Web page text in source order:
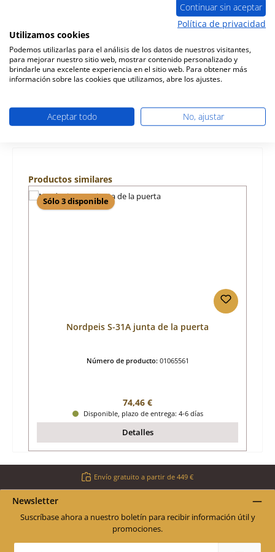
original forro de la cámara de combustión para el inserto
de calefacción Nordpeis S-31A Nordpeis S-31A forro de la
cámara d…Más
Características
Omitir la galería de productos
Productos similares
Sólo 3 disponible
Nordpeis S-31A junta de la puerta
Número de producto: 01065561
Precio normal:
74,46 €
Disponible, plazo de entrega: 4-6 días
Detalles
Envío gratuito a partir de 449 €
Newsletter
Suscríbase ahora a nuestro boletín para recibir información útil y
promociones.
Continuar sin aceptar
Política de privacidad
Utilizamos cookies
Podemos utilizarlas para el análisis de los datos de nuestros visitantes,
para mejorar nuestro sitio web, mostrar contenido personalizado y
brindarle una excelente experiencia en el sitio web. Para obtener más
información sobre las cookies que utilizamos, abre los ajustes.
Aceptar todo No, ajustar